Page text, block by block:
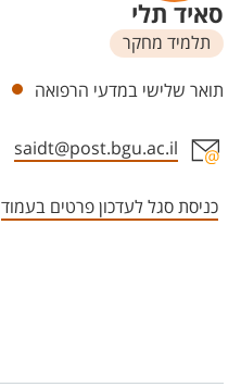
סאיד תלי
תלמיד מחקר
יחידות
תואר שלישי במדעי הרפואה
saidt@post.bgu.ac.il
כניסת סגל לעדכון פרטים בעמוד